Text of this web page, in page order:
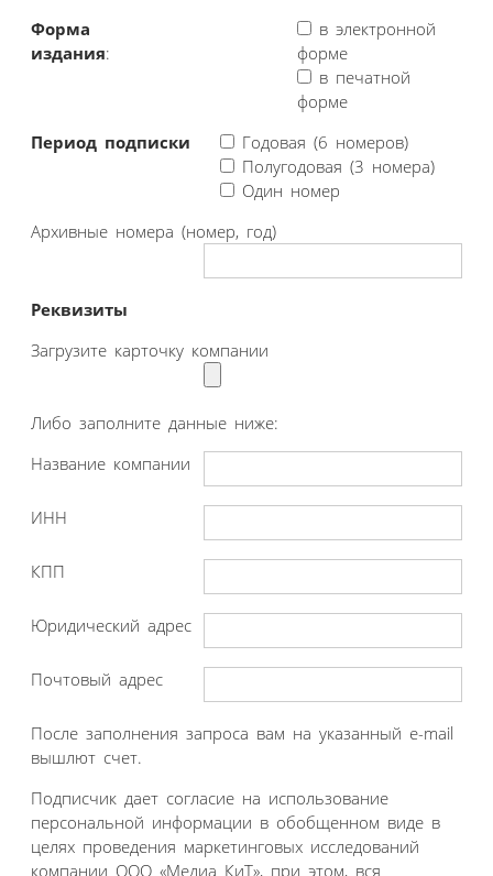
Форма
издания:
в электронной
форме
в печатной
форме
Период подписки
Годовая (6 номеров)
Полугодовая (3 номера)
Один номер
Архивные номера (номер, год)
Реквизиты
Загрузите карточку компании
Либо заполните данные ниже:
Название компании
ИНН
КПП
Юридический адрес
Почтовый адрес
После заполнения запроса вам на указанный e-mail
вышлют счет.
Подписчик дает согласие на использование
персональной информации в обобщенном виде в
целях проведения маркетинговых исследований
компании ООО «Медиа КиТ», при этом, вся